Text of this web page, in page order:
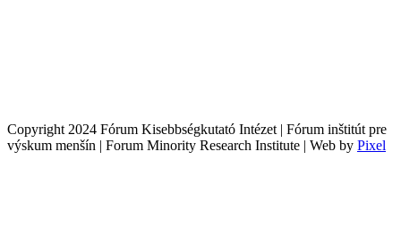
Copyright 2024 Fórum Kisebbségkutató Intézet | Fórum inštitút pre
výskum menšín | Forum Minority Research Institute | Web by Pixel